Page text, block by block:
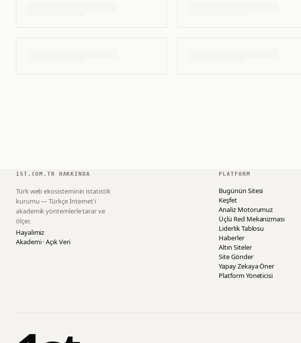
1ST.COM.TR HAKKINDA
Türk web ekosisteminin istatistik
kurumu — Türkçe İnternet'i
akademik yöntemlerle tarar ve
ölçer.
Hayalimiz
Akademi · Açık Veri
PLATFORM
Bugünün Sitesi
Keşfet
Analiz Motorumuz
Üçlü Red Mekanizması
Liderlik Tablosu
Haberler
Altın Siteler
Site Gönder
Yapay Zekaya Öner
Platform Yöneticisi